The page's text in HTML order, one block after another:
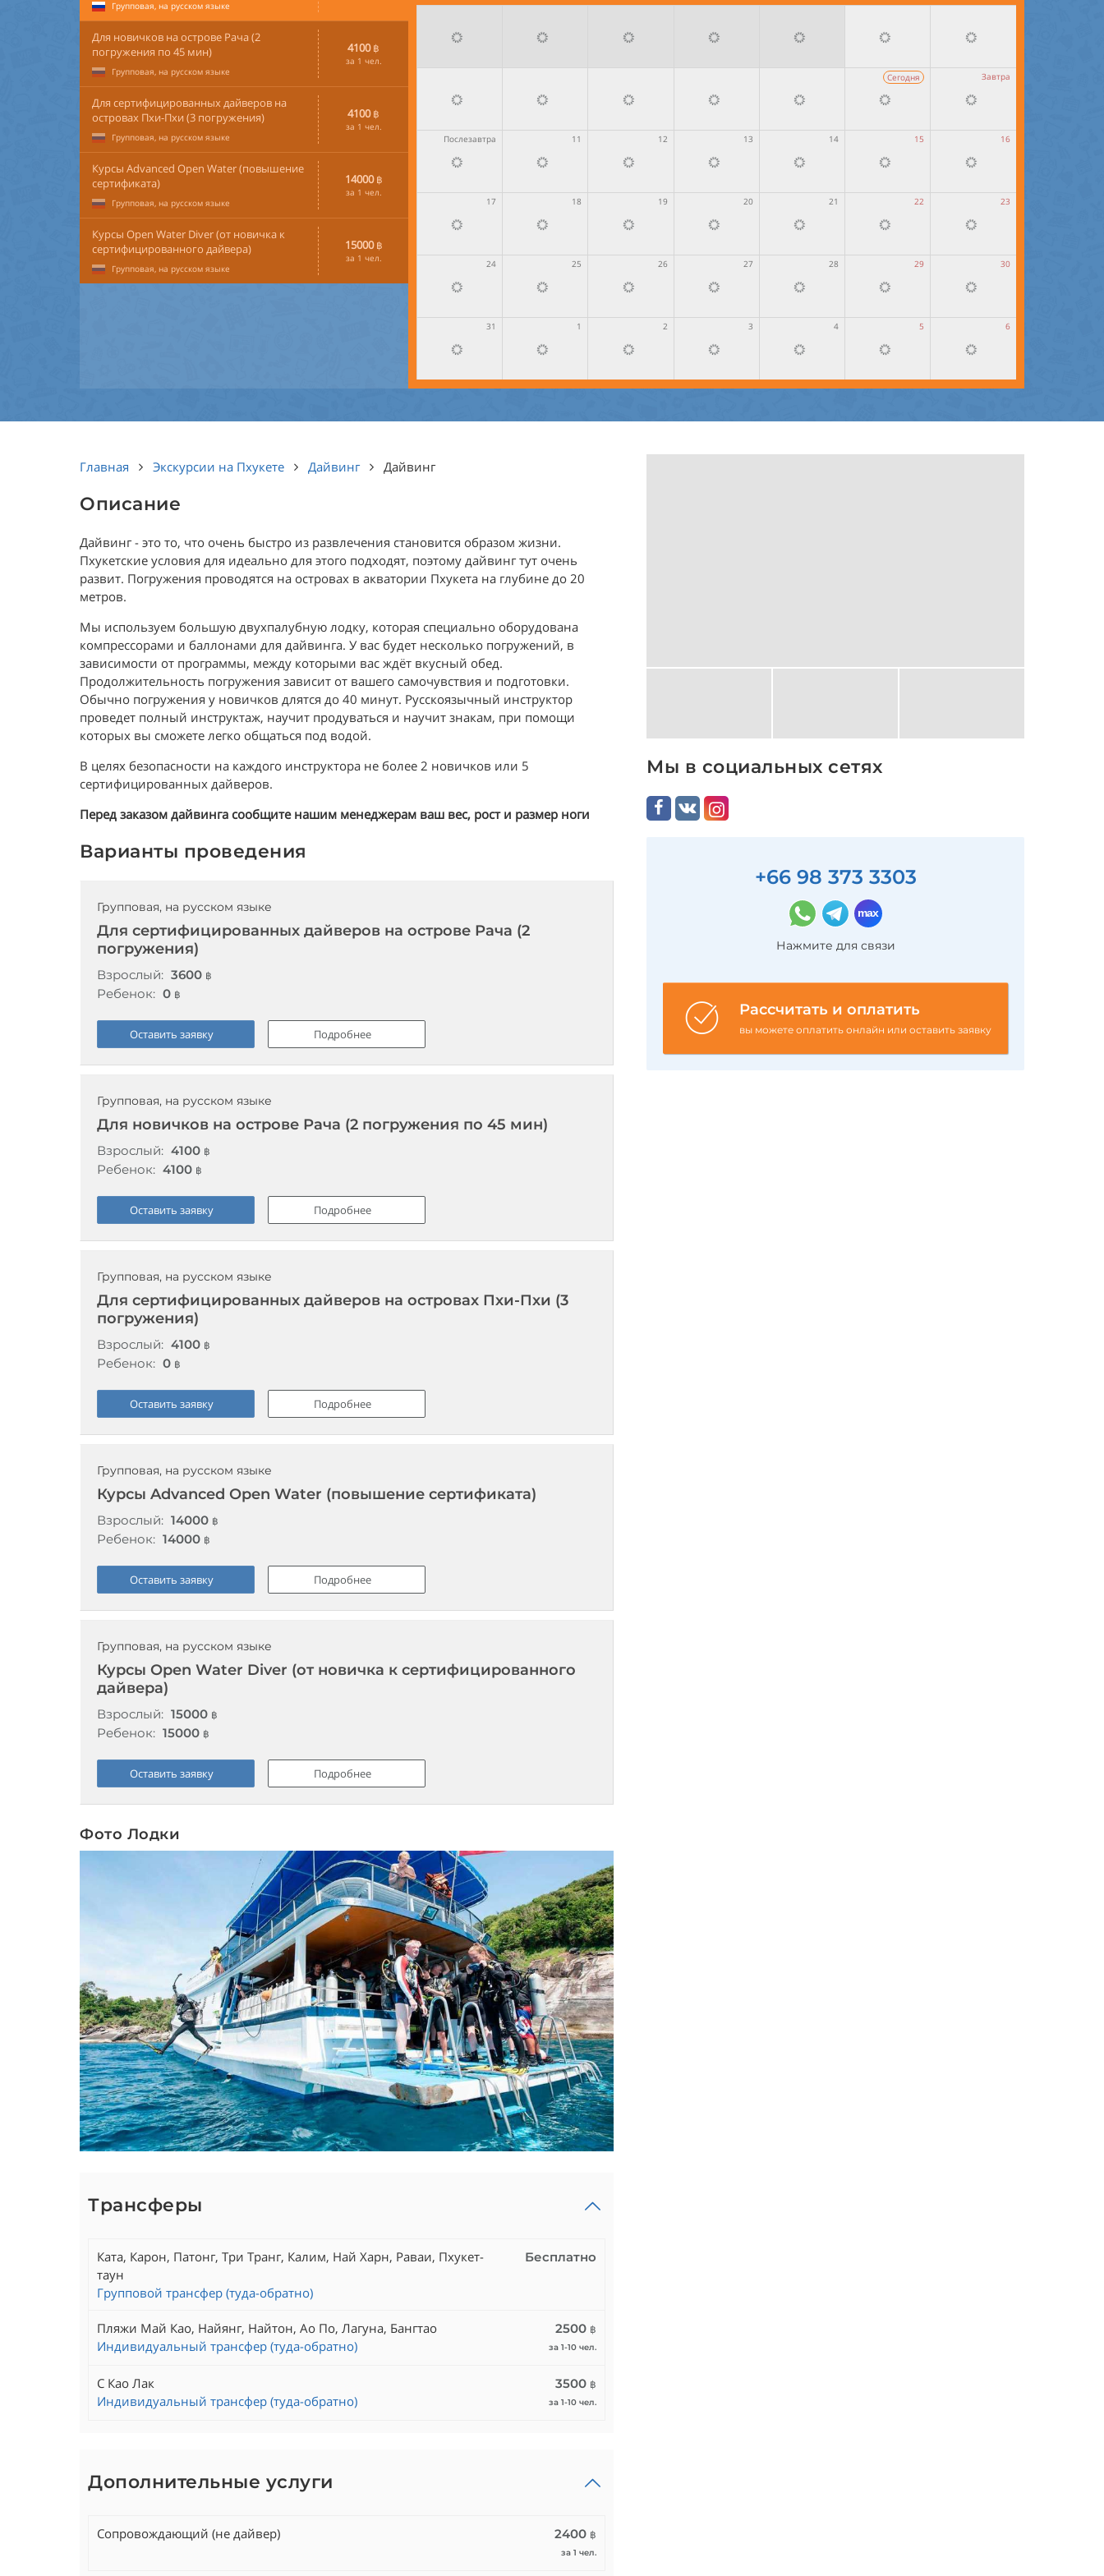
Групповая, на русском языке
Для новичков на острове Рача (2
погружения по 45 мин)
Групповая, на русском языке
4100 ฿
за 1 чел.
Для сертифицированных дайверов на
островах Пхи-Пхи (3 погружения)
Групповая, на русском языке
4100 ฿
за 1 чел.
Курсы Advanced Open Water (повышение
сертификата)
Групповая, на русском языке
14000 ฿
за 1 чел.
Курсы Open Water Diver (от новичка к
сертифицированного дайвера)
Групповая, на русском языке
15000 ฿
за 1 чел.
Сегодня Завтра
Послезавтра 11 12 13 14 15 16
17 18 19 20 21 22 23
24 25 26 27 28 29 30
31 1 2 3 4 5 6
Главная Экскурсии на Пхукете Дайвинг Дайвинг
Описание
Дайвинг - это то, что очень быстро из развлечения становится образом жизни.
Пхукетские условия для идеально для этого подходят, поэтому дайвинг тут очень
развит. Погружения проводятся на островах в акватории Пхукета на глубине до 20
метров.
Мы используем большую двухпалубную лодку, которая специально оборудована
компрессорами и баллонами для дайвинга. У вас будет несколько погружений, в
зависимости от программы, между которыми вас ждёт вкусный обед.
Продолжительность погружения зависит от вашего самочувствия и подготовки.
Обычно погружения у новичков длятся до 40 минут. Русскоязычный инструктор
проведет полный инструктаж, научит продуваться и научит знакам, при помощи
которых вы сможете легко общаться под водой.
В целях безопасности на каждого инструктора не более 2 новичков или 5
сертифицированных дайверов.
Перед заказом дайвинга сообщите нашим менеджерам ваш вес, рост и размер ноги
Варианты проведения
Групповая, на русском языке
Для сертифицированных дайверов на острове Рача (2
погружения)
Взрослый: 3600 ฿
Ребенок: 0 ฿
Оставить заявку Подробнее
Групповая, на русском языке
Для новичков на острове Рача (2 погружения по 45 мин)
Взрослый: 4100 ฿
Ребенок: 4100 ฿
Оставить заявку Подробнее
Групповая, на русском языке
Для сертифицированных дайверов на островах Пхи-Пхи (3
погружения)
Взрослый: 4100 ฿
Ребенок: 0 ฿
Оставить заявку Подробнее
Групповая, на русском языке
Курсы Advanced Open Water (повышение сертификата)
Взрослый: 14000 ฿
Ребенок: 14000 ฿
Оставить заявку Подробнее
Групповая, на русском языке
Курсы Open Water Diver (от новичка к сертифицированного
дайвера)
Взрослый: 15000 ฿
Ребенок: 15000 ฿
Оставить заявку Подробнее
Фото Лодки
Трансферы
Ката, Карон, Патонг, Три Транг, Калим, Най Харн, Раваи, Пхукет-
таун
Групповой трансфер (туда-обратно)
Бесплатно
Пляжи Май Као, Найянг, Найтон, Ао По, Лагуна, Бангтао
Индивидуальный трансфер (туда-обратно)
2500 ฿
за 1-10 чел.
С Као Лак
Индивидуальный трансфер (туда-обратно)
3500 ฿
за 1-10 чел.
Дополнительные услуги
Сопровождающий (не дайвер) 2400 ฿
за 1 чел.
Мы в социальных сетях
+66 98 373 3303
Нажмите для связи
Рассчитать и оплатить
вы можете оплатить онлайн или оставить заявку